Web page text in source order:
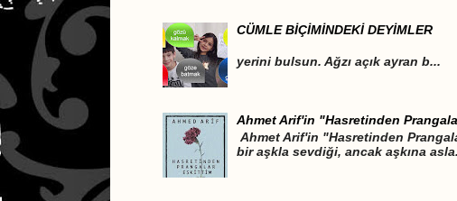
CÜMLE BİÇİMİNDEKİ DEYİMLER
DEYİMLER CÜMLE
yerini bulsun. Ağzı açık ayran b...
Ahmet Arif'in "Hasretinden
Ahmet Arif'in "Hasretinden
bir aşkla sevdiği, ancak aşkına